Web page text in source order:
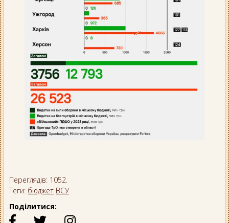
Переглядів: 1052.
Теги: бюджет ВСУ
Поділитися: